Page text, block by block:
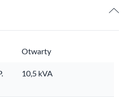
Otwarty
10,5 kVA